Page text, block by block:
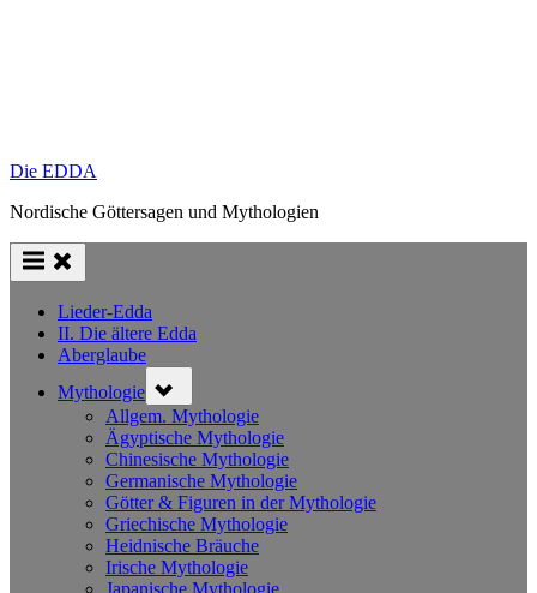
Die EDDA
Nordische Göttersagen und Mythologien
Lieder-Edda
II. Die ältere Edda
Aberglaube
Mythologie sub-
menu
Allgem. Mythologie
Ägyptische Mythologie
Chinesische Mythologie
Germanische Mythologie
Götter & Figuren in der Mythologie
Griechische Mythologie
Heidnische Bräuche
Irische Mythologie
Japanische Mythologie